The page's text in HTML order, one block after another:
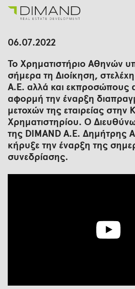
Για εμάς
Επενδυτικές Σχέσεις
Νέα
En Gr
06.07.2022
Το Χρηματιστήριο Αθηνών
σήμερα τη Διοίκηση,
Α.Ε. αλλά και εκπροσώπους
αφορμή την έναρξη
μετοχών της εταιρείας στην
Χρηματιστηρίου. Ο
της DIMAND A.E. Δημήτρης
κήρυξε την έναρξη της
συνεδρίασης.